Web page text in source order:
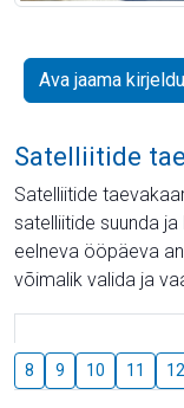
Ava jaama
Satelliitide
Satelliitide
satelliitide suunda
eelneva ööpäeva
võimalik valida ja
8 9 10 11 12